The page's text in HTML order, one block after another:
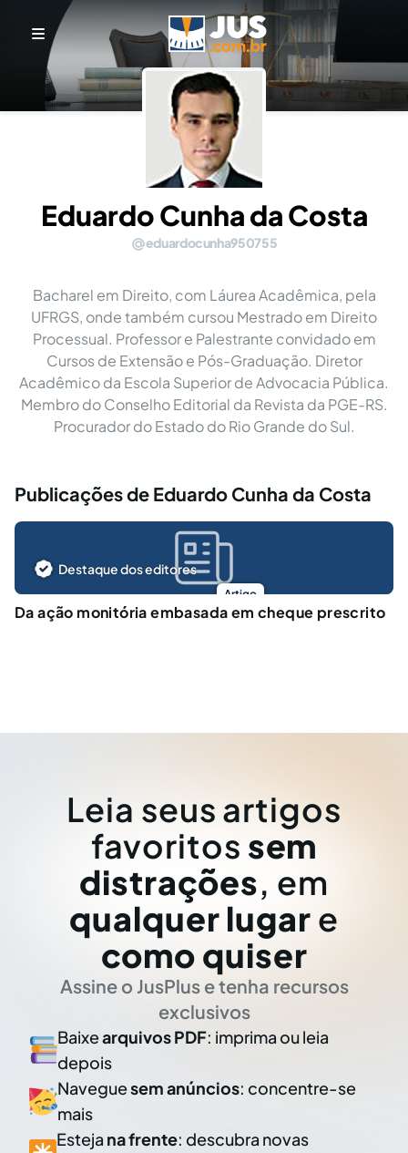
Eduardo Cunha da Costa
eduardocunha950755
Bacharel em Direito, com Láurea Acadêmica, pela
UFRGS, onde também cursou Mestrado em Direito
Processual. Professor e Palestrante convidado em
Cursos de Extensão e Pós-Graduação. Diretor
Acadêmico da Escola Superior de Advocacia Pública.
Membro do Conselho Editorial da Revista da PGE-RS.
Procurador do Estado do Rio Grande do Sul.
Publicações de Eduardo Cunha da Costa
Artigo
Destaque dos editores
Da ação monitória embasada em cheque prescrito
Leia seus artigos
favoritos sem
distrações, em
qualquer lugar e
como quiser
Assine o JusPlus e tenha recursos
exclusivos
Baixearquivos PDF: imprima ou leia
depois
Naveguesem anúncios: concentre-se
mais
Esteja na frente: descubra novas